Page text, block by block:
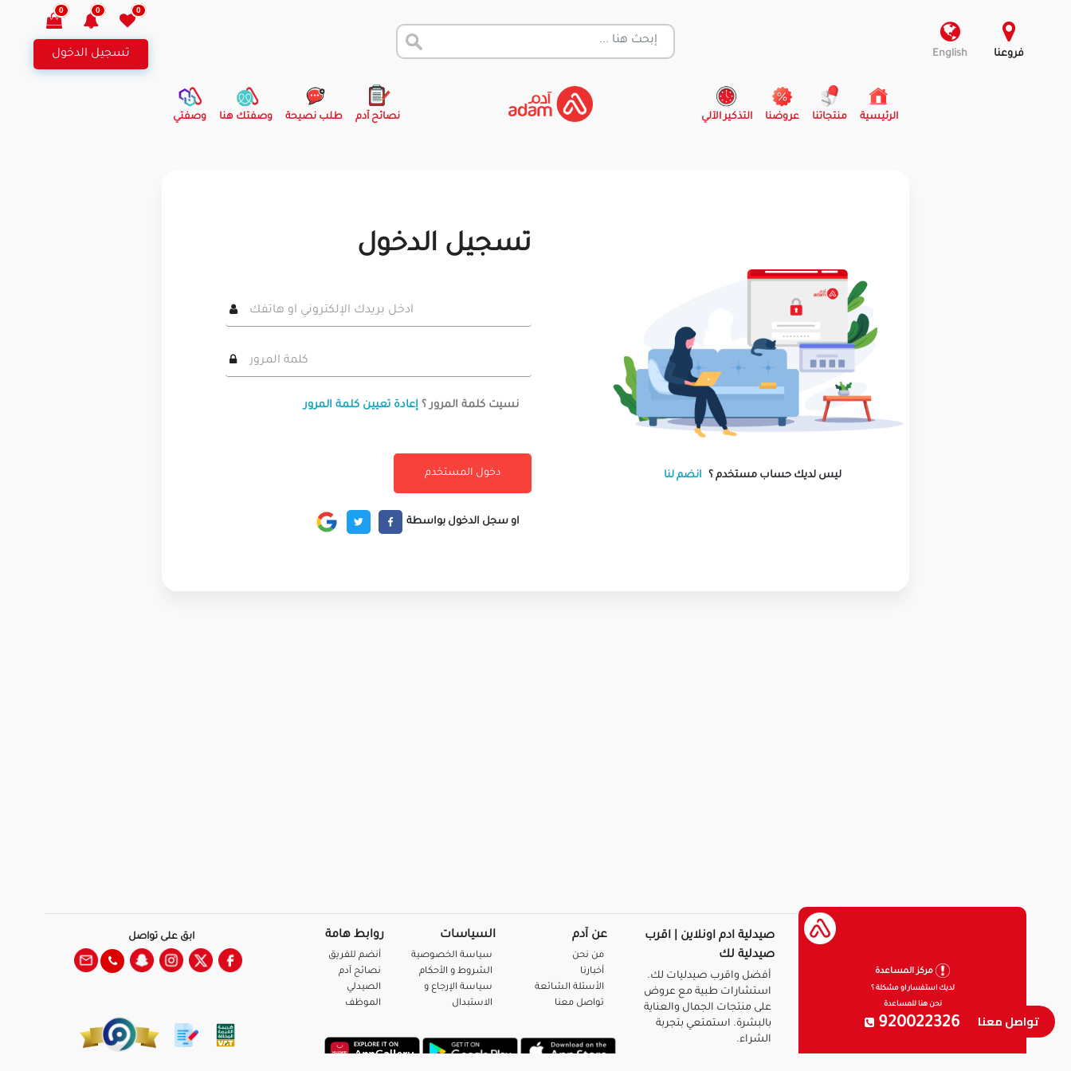
فروعنا English
0
0
0
تسجيل الدخول
الرئيسية
(current) منتجاتنا عروضنا التذكير الآلي نصائح آدم طلب نصيحة وصفتك هنا وصفتي
ليس لديك حساب مستخدم ؟ انضم لنا
تسجيل الدخول
نسيت كلمة المرور ؟ إعادة تعيين كلمة المرور
او سجل الدخول بواسطة
تواصل معنا
مركز المساعدة
لديك استفسار او مشكلة ؟
نحن هنا للمساعدة
920022326
صيدلية ادم اونلاين | اقرب
صيدلية لك
أفضل واقرب صيدليات لك.
استشارات طبية مع عروض
على منتجات الجمال والعناية
بالبشرة. استمتعي بتجربة
الشراء.
عن آدم
من نحن
أخبارنا
الأسئلة الشائعة
تواصل معنا
السياسات
سياسة الخصوصية
الشروط و الأحكام
سياسة الإرجاع و
الاستبدال
روابط هامة
أنضم للفريق
نصائح آدم
الصيدلي
الموظف
ابق على تواصل